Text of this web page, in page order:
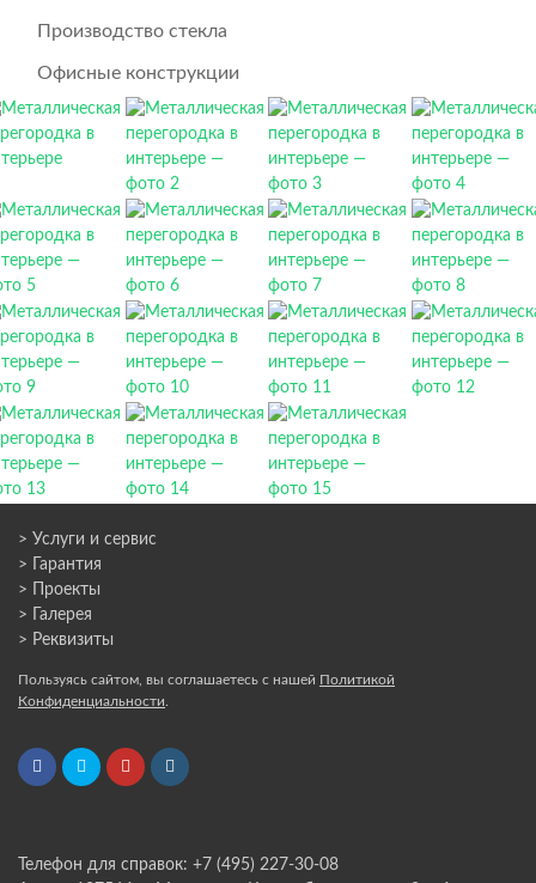
Производство стекла
Офисные конструкции
> Услуги и сервис
> Гарантия
> Проекты
> Галерея
> Реквизиты
Пользуясь сайтом, вы соглашаетесь с нашей Политикой
Конфиденциальности
Телефон для справок: +7 (495) 227-30-08